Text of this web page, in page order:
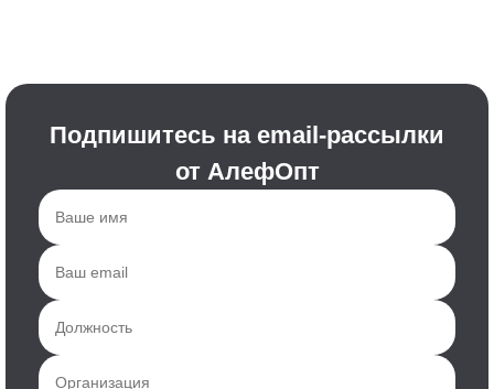
Подпишитесь на email-рассылки
от АлефОпт